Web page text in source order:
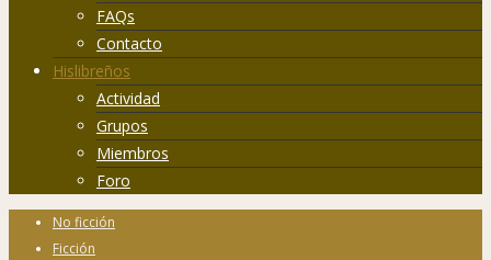
FAQs
Contacto
Hislibreños
Actividad
Grupos
Miembros
Foro
No ficción
Ficción